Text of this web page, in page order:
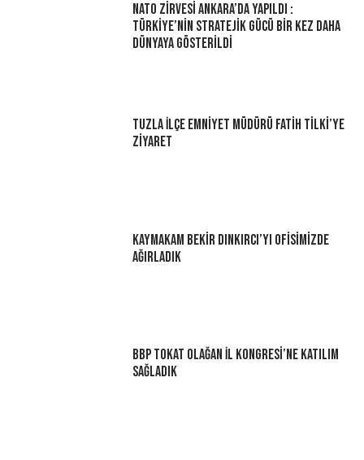
NATO Zirvesi Ankara’da Yapıldı :
Türkiye’nin Stratejik Gücü Bir Kez Daha
Dünyaya Gösterildi
Tuzla İlçe Emniyet Müdürü Fatih Tilki’ye
Ziyaret
Kaymakam Bekir Dınkırcı’yı Ofisimizde
Ağırladık
BBP Tokat Olağan İl Kongresi’ne Katılım
Sağladık